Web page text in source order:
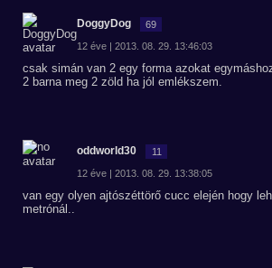
DoggyDog 69
12 éve | 2013. 08. 29. 13:46:03
csak simán van 2 egy forma azokat
2 barna meg 2 zöld ha jól emlékszem.
oddworld30 11
12 éve | 2013. 08. 29. 13:38:05
van egy olyen ajtószéttörő cucc elején hogy
metrónál..